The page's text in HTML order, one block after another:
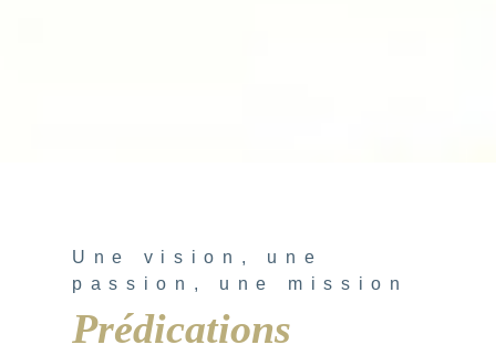
Une vision, une
passion, une mission
Prédications